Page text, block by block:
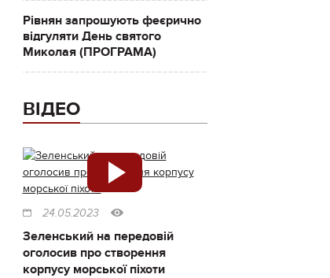
Рівнян запрошують феєрично
відгуляти День святого
Миколая (ПРОГРАМА)
ВІДЕО
24.05.2023
Зеленський на передовій
оголосив про створення
корпусу морської піхоти